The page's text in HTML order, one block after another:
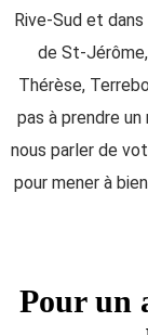
Rive-Sud et dans
de St-
Thérèse,
pas à prendre
nous parler de
pour mener à
Pour un